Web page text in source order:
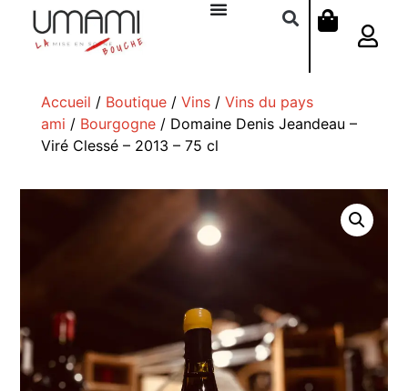
Accueil / Boutique/ Vins/ Vins du pays
ami / Bourgogne/ Domaine Denis Jeandeau –
Viré Clessé – 2013 – 75 cl